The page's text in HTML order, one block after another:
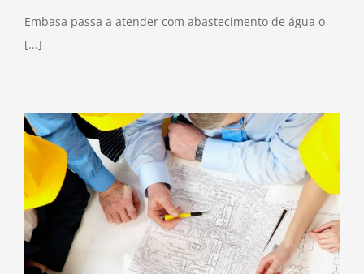
Embasa passa a atender com abastecimento de água o
[...]